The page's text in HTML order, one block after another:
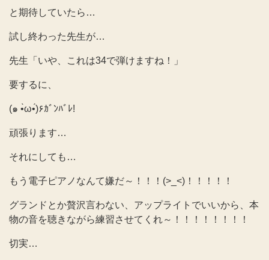
と期待していたら…
試し終わった先生が…
先生「いや、これは34で弾けますね！」
要するに、
(๑ •̀ω•́)۶ｶﾞﾝﾊﾞﾚ!
頑張ります…
それにしても…
もう電子ピアノなんて嫌だ～！！！(>_<)！！！！！
グランドとか贅沢言わない、アップライトでいいから、本
物の音を聴きながら練習させてくれ～！！！！！！！！
切実…